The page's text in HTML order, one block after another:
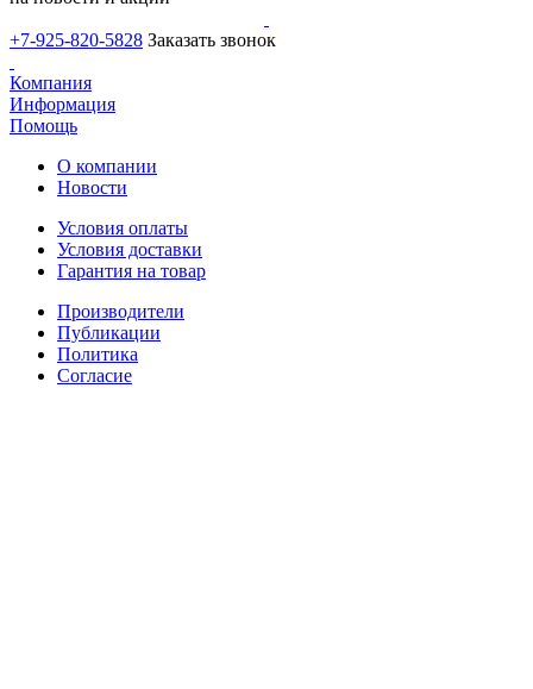
+7-925-820-5828 Заказать звонок
Компания
Информация
Помощь
О компании
Новости
Условия оплаты
Условия доставки
Гарантия на товар
Производители
Публикации
Политика
Согласие